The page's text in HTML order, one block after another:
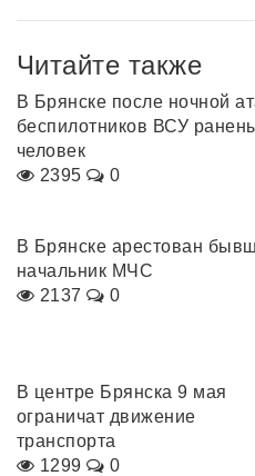
Читайте также
В Брянске после ночной
беспилотников ВСУ
человек
2395
0
В Брянске арестован
начальник МЧС
2137
0
В центре Брянска 9 мая
ограничат движение
транспорта
1299
0